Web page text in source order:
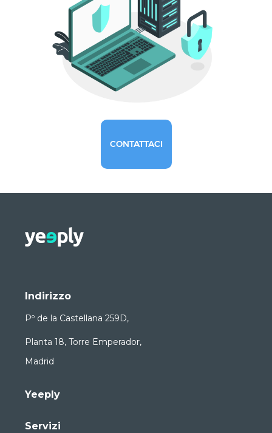
CONTATTACI
Indirizzo
Pº de la Castellana 259D,
Planta 18, Torre Emperador,
Madrid
Yeeply
Servizi